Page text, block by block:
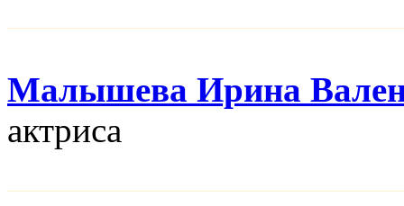
Малышева Ирина
актриса